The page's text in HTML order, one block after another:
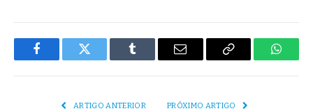
FacebookTwitter Tumblr
E-
Copiar
ARTIGO ANTERIOR PRÓXIMO ARTIGO